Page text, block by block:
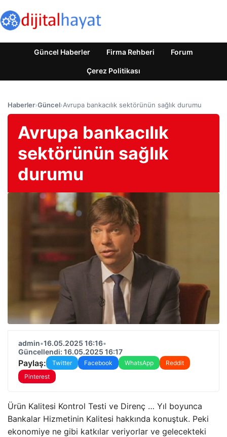
Güncel Haberler Firma Rehberi Forum
Çerez Politikası
Haberler›Güncel›Avrupa bankacılık sektörünün sağlık durumu
Avrupa bankacılık
sektörünün sağlık
durumu
admin•16.05.2025 16:16•
Güncellendi: 16.05.2025 16:17
Paylaş: Twitter Facebook WhatsApp
Reddit
Pinterest
Ürün Kalitesi Kontrol Testi ve Direnç … Yıl boyunca
Bankalar Hizmetinin Kalitesi hakkında konuştuk. Peki
ekonomiye ne gibi katkılar veriyorlar ve gelecekteki